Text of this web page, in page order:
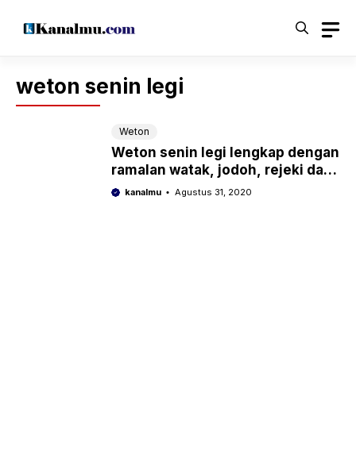
weton senin legi
Weton
Weton senin legi lengkap dengan
ramalan watak, jodoh, rejeki dan
pantangannya
kanalmu Agustus 31, 2020